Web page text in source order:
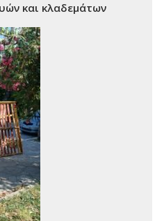
και κλαδεμάτων